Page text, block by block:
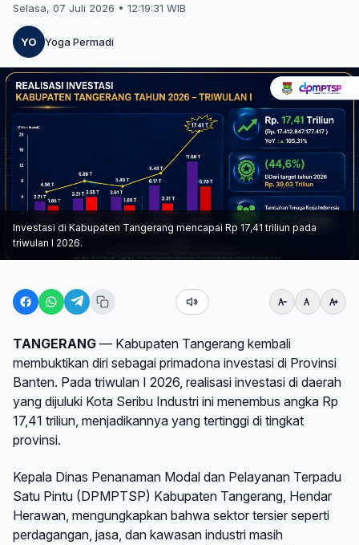
Selasa, 07 Juli 2026 • 12:19:31 WIB
YO Yoga Permadi
Investasi di Kabupaten Tangerang mencapai Rp 17,41 triliun pada
triwulan I 2026.
TANGERANG — Kabupaten Tangerang kembali
membuktikan diri sebagai primadona investasi di Provinsi
Banten. Pada triwulan I 2026, realisasi investasi di daerah
yang dijuluki Kota Seribu Industri ini menembus angka Rp
17,41 triliun, menjadikannya yang tertinggi di tingkat
provinsi.
Kepala Dinas Penanaman Modal dan Pelayanan Terpadu
Satu Pintu (DPMPTSP) Kabupaten Tangerang, Hendar
Herawan, mengungkapkan bahwa sektor tersier seperti
perdagangan, jasa, dan kawasan industri masih